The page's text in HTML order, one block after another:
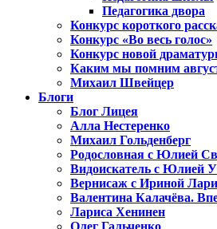
Педагогика двора
Конкурс короткого
Конкурс «Во весь голос»
Конкурс новой
Каким мы помним
Михаил Швейцер
Блоги
Блог Лицея
Алла Нестеренко
Михаил Гольденберг
Родословная с Юлией
Видоискатель с Юлией
Вернисаж с Ириной
Валентина Калачёва.
Лариса Хенинен